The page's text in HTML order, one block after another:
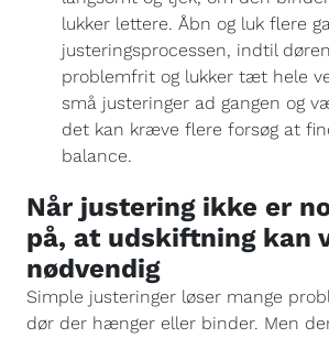
lukker lettere. Åbn og luk flere
justeringsprocessen, indtil
problemfrit og lukker tæt hele
små justeringer ad gangen og
det kan kræve flere forsøg at
balance.
Når justering ikke er
på, at udskiftning kan
nødvendig
Simple justeringer løser mange
dør der hænger eller binder. Men